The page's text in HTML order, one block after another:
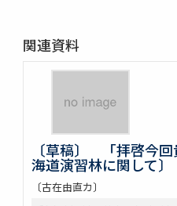
関連資料
〔草稿〕 「拝啓今
海道演習林に関して〕
〔古在由直カ〕